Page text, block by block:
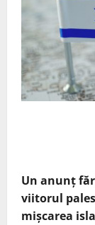
Un anunț
viitorul
mișcarea